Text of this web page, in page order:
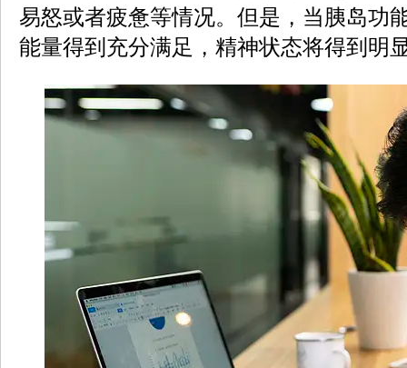
易怒或者疲惫等情况。但是，当胰岛功
能量得到充分满足，精神状态将得到明